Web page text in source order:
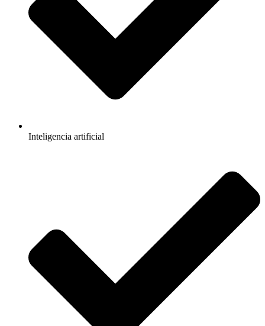
Inteligencia artificial